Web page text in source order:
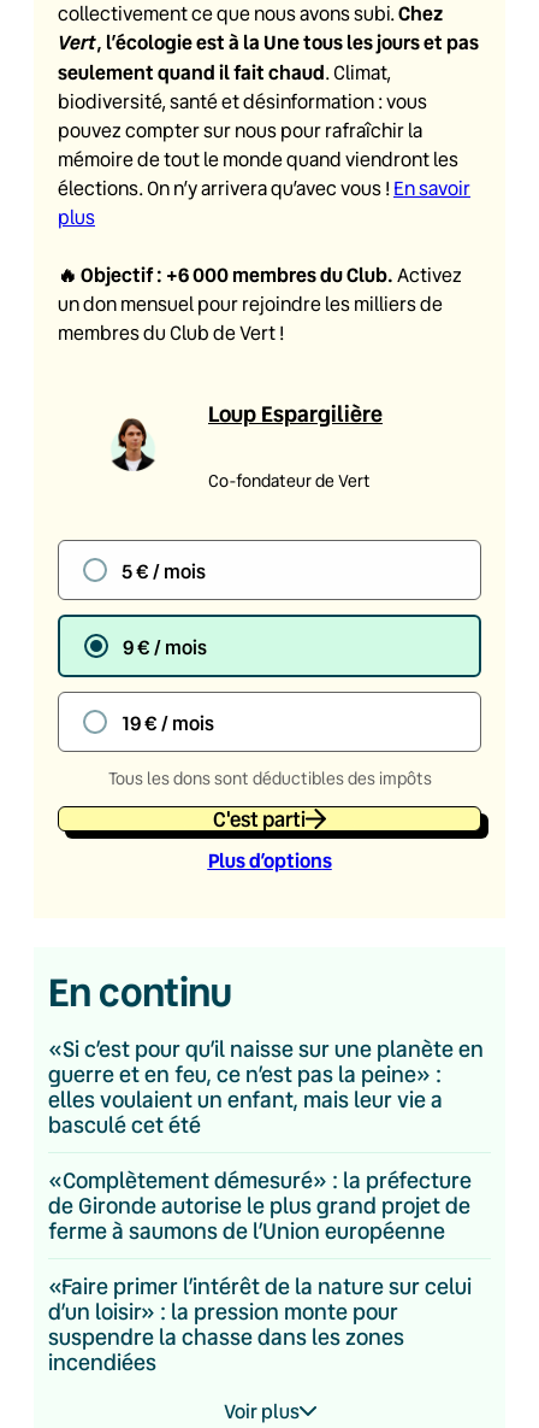
collectivement ce que nous avons subi.Chez
Vert, l’écologie est à la Une tous les jours et pas
seulement quand il fait chaud. Climat,
biodiversité, santé et désinformation : vous
pouvez compter sur nous pour rafraîchir la
mémoire de tout le monde quand viendront les
élections. On n’y arrivera qu’avec vous ! En savoir
plus
🔥 Objectif : +6 000 membres du Club. Activez
un don mensuel pour rejoindre les milliers de
membres du Club de Vert !
Loup Espargilière
Co-fondateur de Vert
5 € / mois
9 € / mois
19 € / mois
Tous les dons sont déductibles des impôts
C'est parti
Plus d’options
En continu
«Si c’est pour qu’il naisse sur une planète en
guerre et en feu, ce n’est pas la peine» :
elles voulaient un enfant, mais leur vie a
basculé cet été
«Complètement démesuré» : la préfecture
de Gironde autorise le plus grand projet de
ferme à saumons de l’Union européenne
«Faire primer l’intérêt de la nature sur celui
d’un loisir» : la pression monte pour
suspendre la chasse dans les zones
incendiées
Voir plus